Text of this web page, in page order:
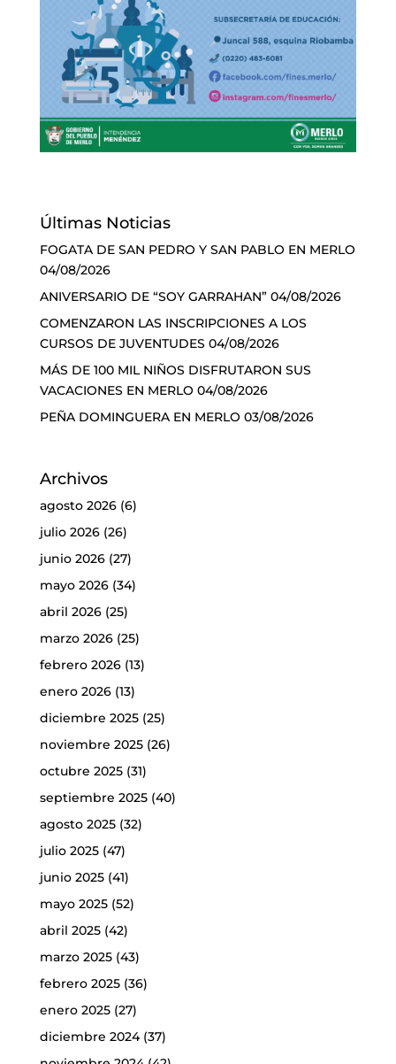
Últimas Noticias
FOGATA DE SAN PEDRO Y SAN PABLO EN MERLO
04/08/2026
ANIVERSARIO DE “SOY GARRAHAN” 04/08/2026
COMENZARON LAS INSCRIPCIONES A LOS
CURSOS DE JUVENTUDES 04/08/2026
MÁS DE 100 MIL NIÑOS DISFRUTARON SUS
VACACIONES EN MERLO 04/08/2026
PEÑA DOMINGUERA EN MERLO 03/08/2026
Archivos
agosto 2026(6)
julio 2026(26)
junio 2026(27)
mayo 2026(34)
abril 2026(25)
marzo 2026(25)
febrero 2026(13)
enero 2026(13)
diciembre 2025(25)
noviembre 2025(26)
octubre 2025(31)
septiembre 2025(40)
agosto 2025(32)
julio 2025(47)
junio 2025(41)
mayo 2025(52)
abril 2025(42)
marzo 2025(43)
febrero 2025(36)
enero 2025(27)
diciembre 2024(37)